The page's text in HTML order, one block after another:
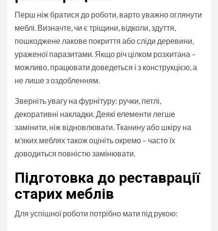
Перш ніж братися до роботи, варто уважно оглянути
меблі. Визначте, чи є тріщини, відколи, здуття,
пошкоджене лакове покриття або сліди деревини,
ураженої паразитами. Якщо річ цілком розхитана –
можливо, працювати доведеться і з конструкцією, а
не лише з оздобленням.
Зверніть увагу на фурнітуру: ручки, петлі,
декоративні накладки. Деякі елементи легше
замінити, ніж відновлювати. Тканину або шкіру на
м’яких меблях також оцініть окремо – часто їх
доводиться повністю замінювати.
Підготовка до реставрації
старих меблів
Для успішної роботи потрібно мати під рукою: